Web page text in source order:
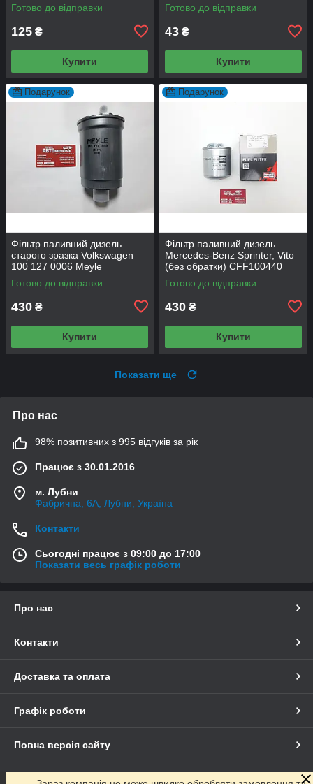
Готово до відправки
125 ₴
Купити
Готово до відправки
43 ₴
Купити
Подарунок
Фільтр паливний дизель
старого зразка Volkswagen
100 127 0006 Meyle
Готово до відправки
430 ₴
Купити
Подарунок
Фільтр паливний дизель
Mercedes-Benz Sprinter, Vito
(без обратки) CFF100440
Champion
Готово до відправки
430 ₴
Купити
Показати ще
Про нас
98% позитивних з 995 відгуків за рік
Працює з 30.01.2016
м. Лубни
Фабрична, 6А, Лубни, Україна
Контакти
Сьогодні працює з 09:00 до 17:00
Показати весь графік роботи
Про нас
Контакти
Доставка та оплата
Графік роботи
Повна версія сайту
Сайт створено на маркетплейсі Prom.ua